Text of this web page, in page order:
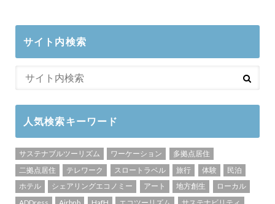
サイト内検索
人気検索キーワード
サステナブルツーリズム ワーケーション
多拠点居住
二拠点居住
テレワーク スロートラベル 旅行 体験
民泊
ホテル
シェアリングエコノミー アート 地方創生
ローカル